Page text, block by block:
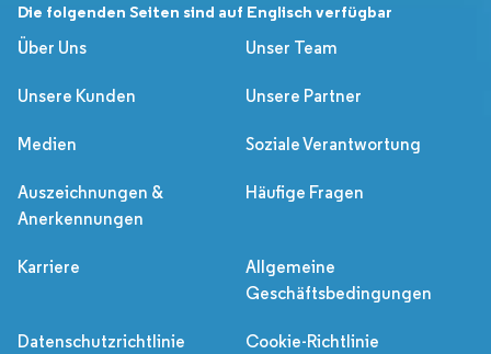
Die folgenden Seiten sind auf Englisch verfügbar
Über Uns
Unser Team
Unsere Kunden Unsere Partner
Medien Soziale Verantwortung
Auszeichnungen &
Anerkennungen
Häufige Fragen
Karriere
Allgemeine
Geschäftsbedingungen
Datenschutzrichtlinie Cookie-Richtlinie